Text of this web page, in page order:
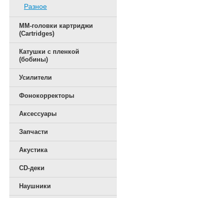
Разное
ММ-головки картриджи
(Cartridges)
Катушки с пленкой
(бобины)
Усилители
Фонокорректоры
Аксессуары
Запчасти
Акустика
CD-деки
Наушники